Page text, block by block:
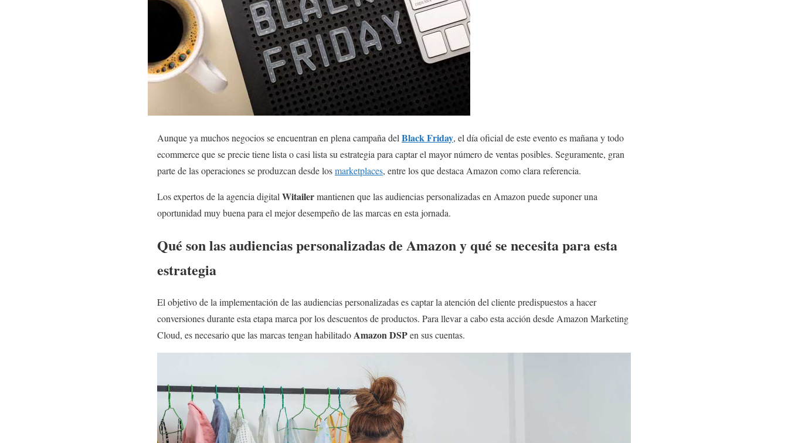
Aunque ya muchos negocios se encuentran en plena campaña del Black Friday, el día oficial de este evento es mañana y todo
ecommerce que se precie tiene lista o casi lista su estrategia para captar el mayor número de ventas posibles. Seguramente, gran
parte de las operaciones se produzcan desde losmarketplaces, entre los que destaca Amazon como clara referencia.
Los expertos de la agencia digital Witailermantienen que las audiencias personalizadas en Amazon puede suponer una
oportunidad muy buena para el mejor desempeño de las marcas en esta jornada.
Qué son las audiencias personalizadas de Amazon y qué se necesita para esta
estrategia
El objetivo de la implementación de las audiencias personalizadas es captar la atención del cliente predispuestos a hacer
conversiones durante esta etapa marca por los descuentos de productos. Para llevar a cabo esta acción desde Amazon Marketing
Cloud, es necesario que las marcas tengan habilitadoAmazon DSPen sus cuentas.